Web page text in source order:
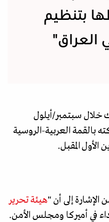
بتنظيم
العراق"
خلال سبتمبر/أيلول
بالقمة العربية-الروسية
المقبل.
الإشارة إلى أن "هيئة تحرير
في أميركا ومجلس الأمن.